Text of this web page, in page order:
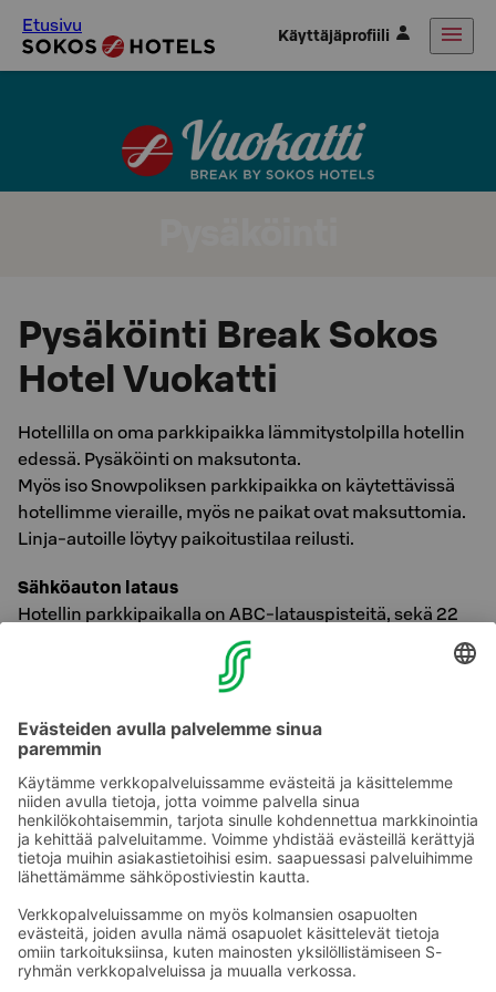
Etusivu Käyttäjäprofiili
Pysäköinti Break Sokos
Hotel Vuokatti
Hotellilla on oma parkkipaikka lämmitystolpilla hotellin
edessä. Pysäköinti on maksutonta.
Myös iso Snowpoliksen parkkipaikka on käytettävissä
hotellimme vieraille, myös ne paikat ovat maksuttomia.
Linja-autoille löytyy paikoitustilaa reilusti.
Sähköauton lataus
Hotellin parkkipaikalla on ABC-latauspisteitä, sekä 22
kW että 150 kW CCS - pisteitä.
Lataus aloitetaan ja maksetaan "ABC-mobiili" -
EUR/kWh välillä riippuen sijainnista ja
tarkat kustannukset.
Ota yhteyttä
Hotellien yhteystiedot
Sokos Hotels uutiskirje
Tilaa uutiskirje